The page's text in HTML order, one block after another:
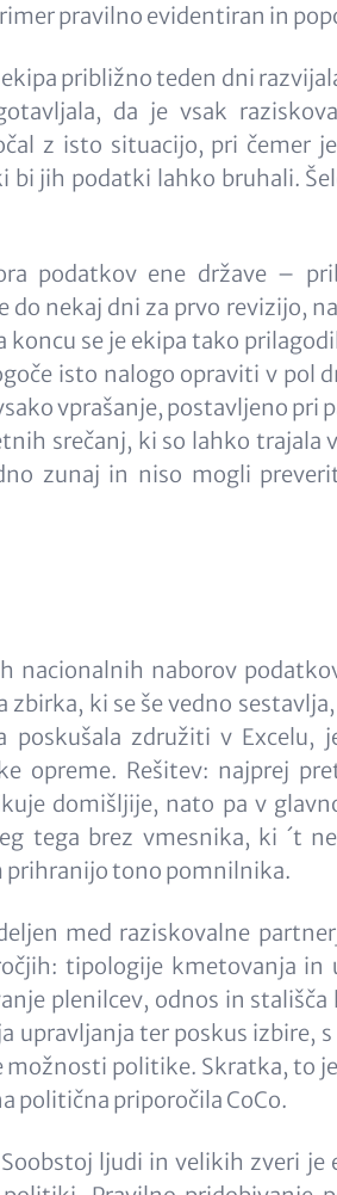
pravilno evidentiran in
približno teden dni
da je vsak
z isto situacijo, pri čemer
jih podatki lahko bruhali.
podatkov ene države –
nekaj dni za prvo revizijo,
se je ekipa tako
isto nalogo opraviti v pol
vprašanje, postavljeno pri
srečanj, ki so lahko trajala
zunaj in niso mogli
nacionalnih naborov
ki se še vedno sestavlja,
združiti v Excelu,
opreme. Rešitev: najprej
domišljije, nato pa v
tega brez vmesnika, ki ´t
prihranijo tono pomnilnika.
med raziskovalne
tipologije kmetovanja in
plenilcev, odnos in
upravljanja ter poskus izbire,
politike. Skratka, to
politična priporočila CoCo.
ljudi in velikih zveri je